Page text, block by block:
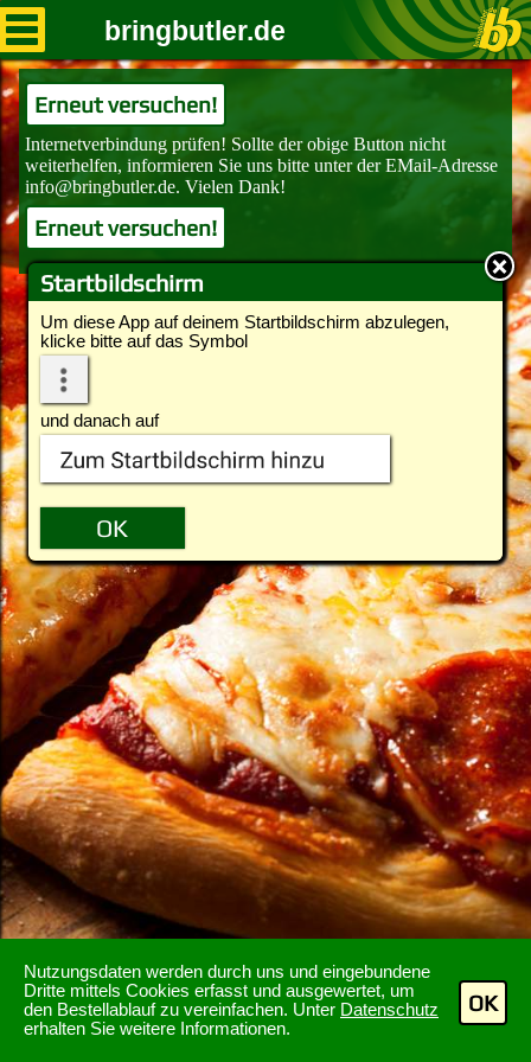
Nutzungsdaten werden durch uns und eingebundene
Dritte mittels Cookies erfasst und ausgewertet, um
den Bestellablauf zu vereinfachen. Unter Datenschutz
erhalten Sie weitere Informationen.
OK
Startbildschirm
Um diese App auf deinem Startbildschirm abzulegen,
klicke bitte auf das Symbol
und danach auf
bringbutler.de
Erneut versuchen!
Erneut versuchen!